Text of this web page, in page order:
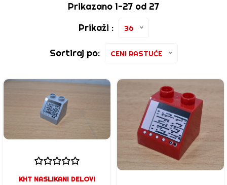
Prikazano 1-27 od 27
Prikaži :
36
Sortiraj po: CENI RASTUĆE
KHT NASLIKANI DELOVI